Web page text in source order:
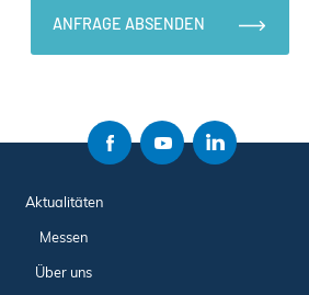
ANFRAGE ABSENDEN
Aktualitäten
Messen
Über uns